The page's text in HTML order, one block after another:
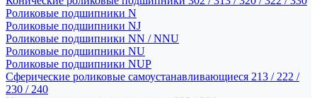
Роликовые подшипники N
Роликовые подшипники NJ
Роликовые подшипники NN / NNU
Роликовые подшипники NU
Роликовые подшипники NUP
Сферические роликовые самоустанавливающиеся 213 / 222 /
230 / 240